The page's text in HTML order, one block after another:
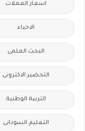
اسعار العملات
الاحياء
البحث العلمى
التحضير الاكترونى
التربية الوطنية
التعليم السودانى